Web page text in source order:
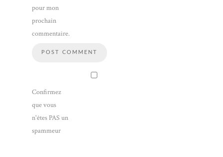
pour mon
prochain
commentaire.
Confirmez
que vous
n'êtes PAS un
spammeur